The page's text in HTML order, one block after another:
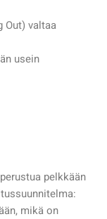
Out) valtaa
usein
pelkkään
mikä on